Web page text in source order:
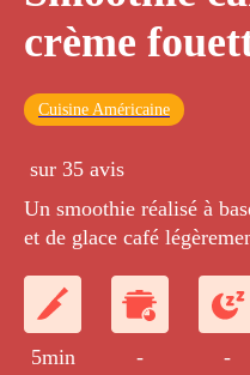
crème
Cuisine Américaine
sur 35 avis
Un smoothie réalisé à
et de glace café
dessert très frais !
5min - -